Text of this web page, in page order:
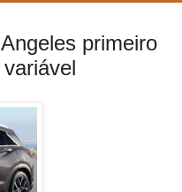
primeiro